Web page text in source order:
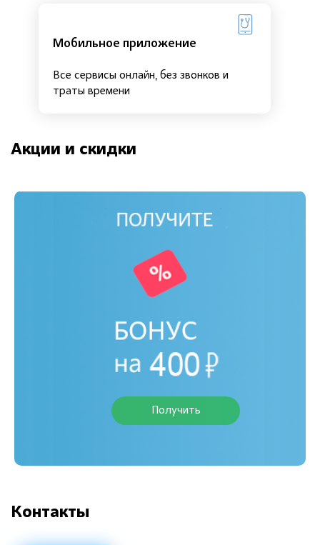
Мобильное приложение
Все сервисы онлайн, без звонков и
траты времени
Акции и скидки
Получить
Контакты